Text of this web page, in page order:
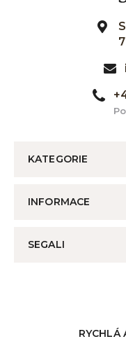
KATEGORIE
INFORMACE
SEGALI
RYCHLÁ